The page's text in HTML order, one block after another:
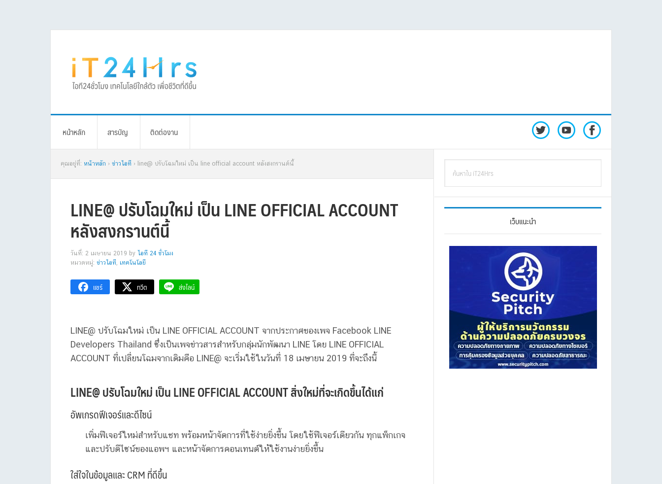
หน้าหลัก สารบัญ ติดต่องาน
คุณอยู่ที่: หน้าหลัก › ข่าวไอที › line@ ปรับโฉมใหม่ เป็น line official account หลังสงกรานต์นี้
LINE@ ปรับโฉมใหม่ เป็น LINE OFFICIAL ACCOUNT
หลังสงกรานต์นี้
วันที่: 2 เมษายน 2019 by ไอที 24 ชั่วโมง
หมวดหมู่: ข่าวไอที, เทคโนโลยี
แชร์ ทวีต ส่งไลน์
LINE@ ปรับโฉมใหม่ เป็น LINE OFFICIAL ACCOUNT จากประกาศของเพจ Facebook LINE
Developers Thailand ซึ่งเป็นเพจข่าวสารสำหรับกลุ่มนักพัฒนา LINE โดย LINE OFFICIAL
ACCOUNT ที่เปลี่ยนโฉมจากเดิมคือ LINE@ จะเริ่มใช้ในวันที่ 18 เมษายน 2019 ที่จะถึงนี้
LINE@ ปรับโฉมใหม่ เป็น LINE OFFICIAL ACCOUNT สิ่งใหม่ที่จะเกิดขึ้นได้แก่
อัพเกรดฟีเจอร์และดีไซน์
เพิ่มฟีเจอร์ใหม่สำหรับแชท พร้อมหน้าจัดการที่ใช้ง่ายยิ่งขึ้น โดยใช้ฟีเจอร์เดียวกัน ทุกแพ็กเกจ
และปรับดีไซน์ของแอพฯ และหน้าจัดการคอนเทนต์ให้ใช้งานง่ายยิ่งขึ้น
ใส่ใจในข้อมูลและ CRM ที่ดีขึ้น
Primary
Sidebar
iT24Hrs
เว็บแนะนำ